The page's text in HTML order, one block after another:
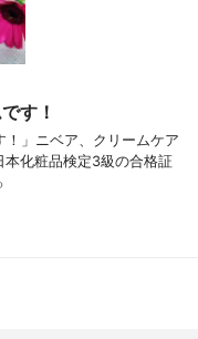
す！
！」ニベア、クリームケア
本化粧品検定3級の合格証